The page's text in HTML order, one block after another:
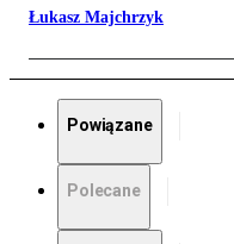
Łukasz Majchrzyk
Powiązane
Polecane